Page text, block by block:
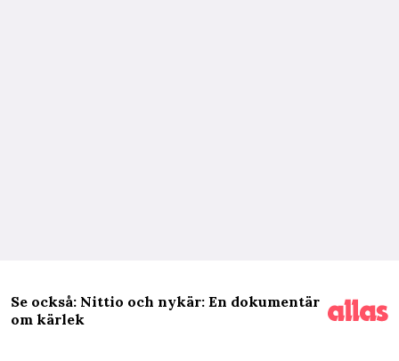
Se också: Nittio och nykär: En dokumentär
om kärlek